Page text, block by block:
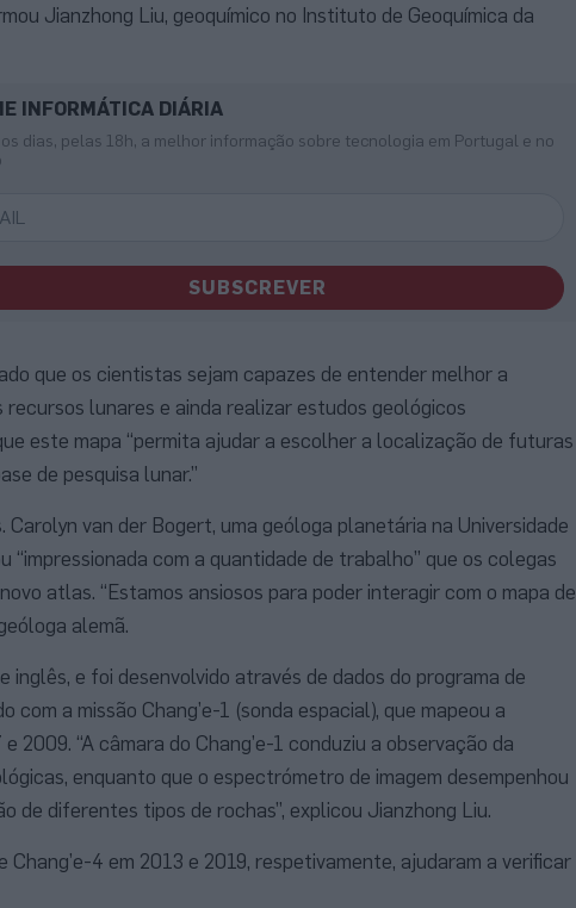
Jianzhong Liu, geoquímico no Instituto de Geoquímica da
INFORMÁTICA DIÁRIA
dias, pelas 18h, a melhor informação sobre tecnologia em Portugal e no
SUBSCREVER
que os cientistas sejam capazes de entender melhor a
recursos lunares e ainda realizar estudos geológicos
este mapa “permita ajudar a escolher a localização de futuras
de pesquisa lunar.”
Carolyn van der Bogert, uma geóloga planetária na Universidade
“impressionada com a quantidade de trabalho” que os colegas
atlas. “Estamos ansiosos para poder interagir com o mapa de
alemã.
inglês, e foi desenvolvido através de dados do programa de
com a missão Chang’e-1 (sonda espacial), que mapeou a
“A câmara do Chang’e-1 conduziu a observação da
enquanto que o espectrómetro de imagem desempenhou
de diferentes tipos de rochas”, explicou Jianzhong Liu.
Chang’e-4 em 2013 e 2019, respetivamente, ajudaram a verificar